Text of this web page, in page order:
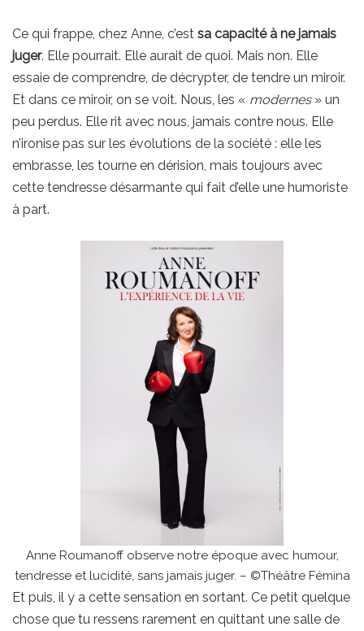
Ce qui frappe, chez Anne, c’est sa capacité à ne jamais
juger. Elle pourrait. Elle aurait de quoi. Mais non. Elle
essaie de comprendre, de décrypter, de tendre un miroir.
Et dans ce miroir, on se voit. Nous, les « modernes» un
peu perdus. Elle rit avec nous, jamais contre nous. Elle
n’ironise pas sur les évolutions de la société : elle les
embrasse, les tourne en dérision, mais toujours avec
cette tendresse désarmante qui fait d’elle une humoriste
à part.
Anne Roumanoff observe notre époque avec humour,
tendresse et lucidité, sans jamais juger. – ©Théâtre Fémina
Et puis, il y a cette sensation en sortant. Ce petit quelque
chose que tu ressens rarement en quittant une salle de